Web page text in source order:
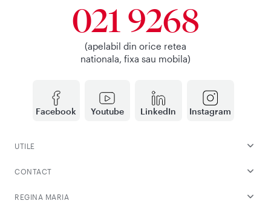
Facebook Youtube LinkedIn Instagram
021 9268
(apelabil din orice retea
nationala, fixa sau mobila)
UTILE
CONTACT
REGINA MARIA